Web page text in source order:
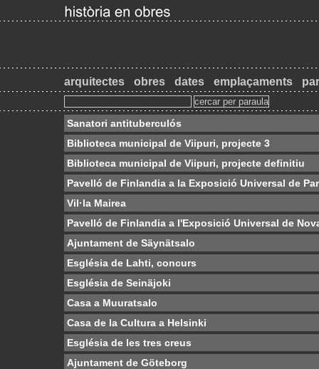
arquitectes obres dates emplaçaments
Sanatori antituberculós
Biblioteca municipal de Viipuri, projecte 3
Biblioteca municipal de Viipuri, projecte definitiu
Pavelló de Finlandia a la Exposició Universal de
Vil·la Mairea
Pavelló de Finlandia a l'Exposició Universal de
Ajuntament de Säynätsalo
Església de Lahti, concurs
Església de Seinäjoki
Casa a Muuratsalo
Casa de la Cultura a Helsinki
Església de les tres creus
Ajuntament de Göteborg